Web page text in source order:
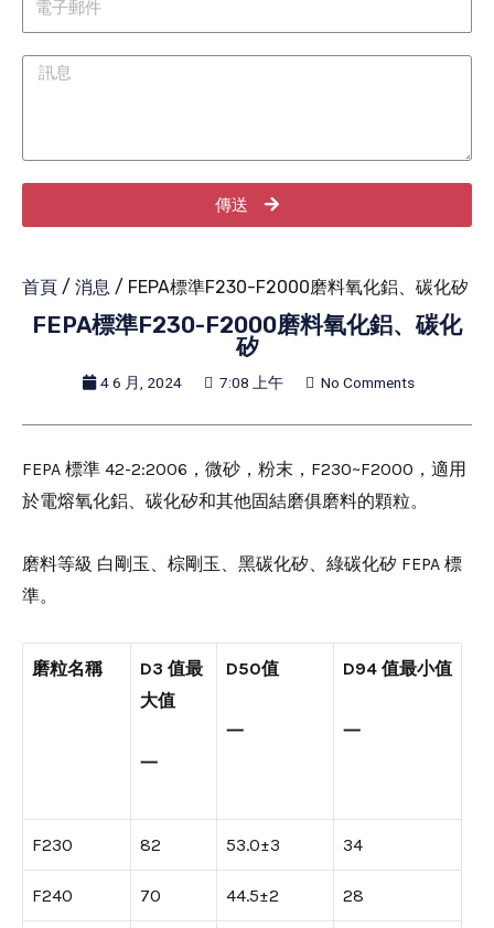
傳送
首頁 / 消息 / FEPA標準F230-F2000磨料氧化鋁、碳化矽
FEPA標準F230-F2000磨料氧化鋁、碳化
矽
4 6 月, 2024 7:08 上午 No Comments
FEPA 標準 42-2:2006，微砂，粉末，F230~F2000，適用
於電熔氧化鋁、碳化矽和其他固結磨俱磨料的顆粒。
磨料等級 白剛玉、棕剛玉、黑碳化矽、綠碳化矽 FEPA 標
準。
磨粒名稱
D3 值最
大值
一
D50值
一
D94 值最小值
一
F230 82 53.0±3 34
F240 70 44.5±2 28